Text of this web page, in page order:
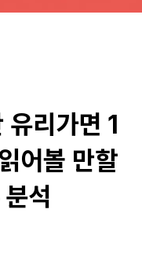
리가면 1
어볼 만할
석